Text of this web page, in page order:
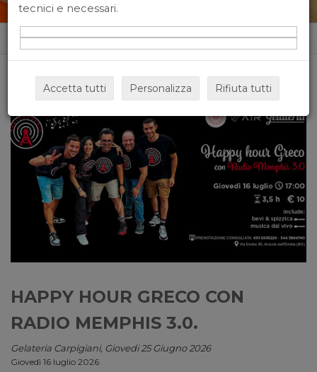
Home News&events
HAPPY HOUR GRECO CON
RADIO MEMPHIS 3.0.
Gelateria Carpigiani, Giovedi 25 Giugno 2026
Giovedì 16 luglio 2026
tecnici e necessari.
Accetta tutti Personalizza Rifiuta tutti